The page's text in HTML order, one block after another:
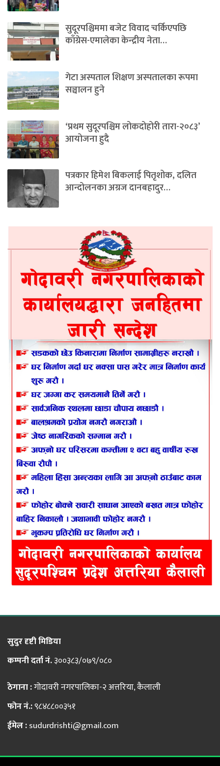
सुदूरपश्चिममा बजेट विवाद चर्किएपछि
काँग्रेस-एमालेका केन्द्रीय नेता…
गेटा अस्पताल शिक्षण अस्पतालका रूपमा
सञ्चालन हुने
‘प्रथम सुदूरपश्चिम लोकदोहोरी तारा-२०८३’
आयोजना हुदै
पत्रकार हिमेश बिकलाई पितृशोक, दलित
आन्दोलनका अग्रज दानबहादुर…
सुदुर दृष्टी मिडिया
कम्पनी दर्ता नं.३००३८३/०७९/०८०
ठेगाना :गोदावरी नगरपालिका-२ अत्तरिया, कैलाली
फोन नं.:९८४८८००३५१
ईमेल :sudurdrishti@gmail.com